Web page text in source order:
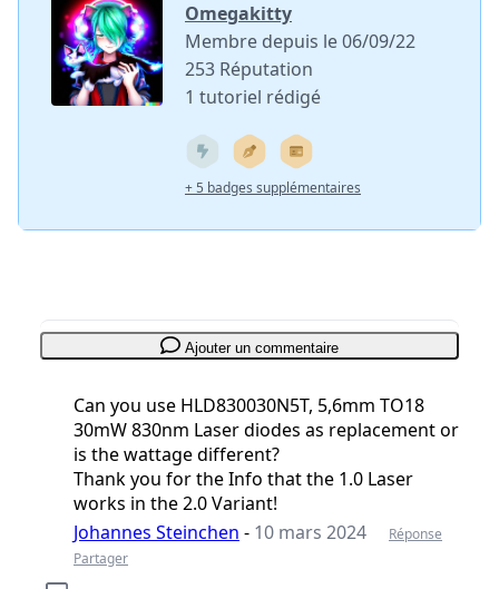
Omegakitty
Membre depuis le 06/09/22
253 Réputation
1 tutoriel rédigé
+ 5 badges supplémentaires
Ajouter un commentaire
Can you use HLD830030N5T, 5,6mm TO18
30mW 830nm Laser diodes as replacement or
is the wattage different?
Thank you for the Info that the 1.0 Laser
works in the 2.0 Variant!
Johannes Steinchen - 10 mars 2024
Réponse
Partager